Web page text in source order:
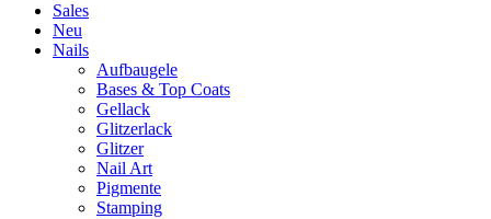
Sales
Neu
Nails
Aufbaugele
Bases & Top Coats
Gellack
Glitzerlack
Glitzer
Nail Art
Pigmente
Stamping